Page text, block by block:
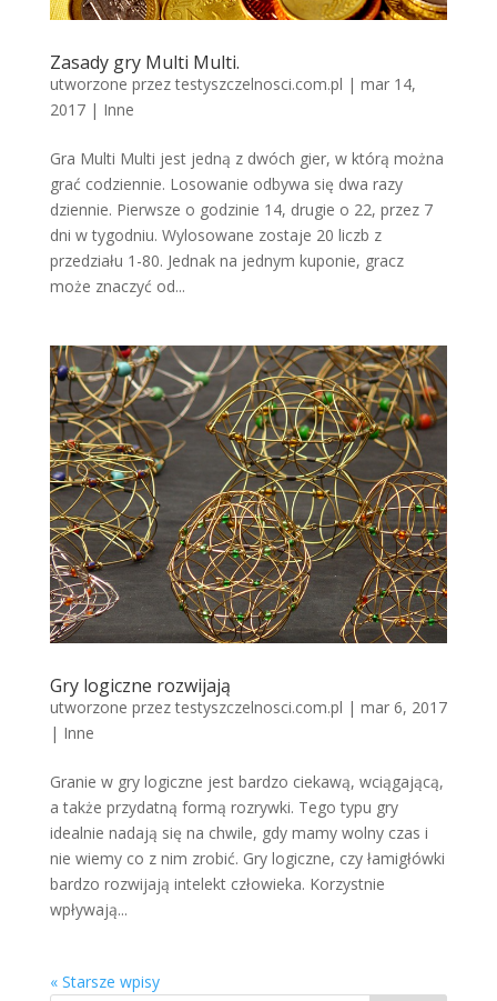
Zasady gry Multi Multi.
utworzone przeztestyszczelnosci.com.pl | mar 14,
2017| Inne
Gra Multi Multi jest jedną z dwóch gier, w którą można
grać codziennie. Losowanie odbywa się dwa razy
dziennie. Pierwsze o godzinie 14, drugie o 22, przez 7
dni w tygodniu. Wylosowane zostaje 20 liczb z
przedziału 1-80. Jednak na jednym kuponie, gracz
może znaczyć od...
Gry logiczne rozwijają
utworzone przeztestyszczelnosci.com.pl | mar 6, 2017
| Inne
Granie w gry logiczne jest bardzo ciekawą, wciągającą,
a także przydatną formą rozrywki. Tego typu gry
idealnie nadają się na chwile, gdy mamy wolny czas i
nie wiemy co z nim zrobić. Gry logiczne, czy łamigłówki
bardzo rozwijają intelekt człowieka. Korzystnie
wpływają...
« Starsze wpisy